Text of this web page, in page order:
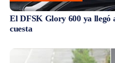
El DFSK Glory 600 ya llegó
cuesta